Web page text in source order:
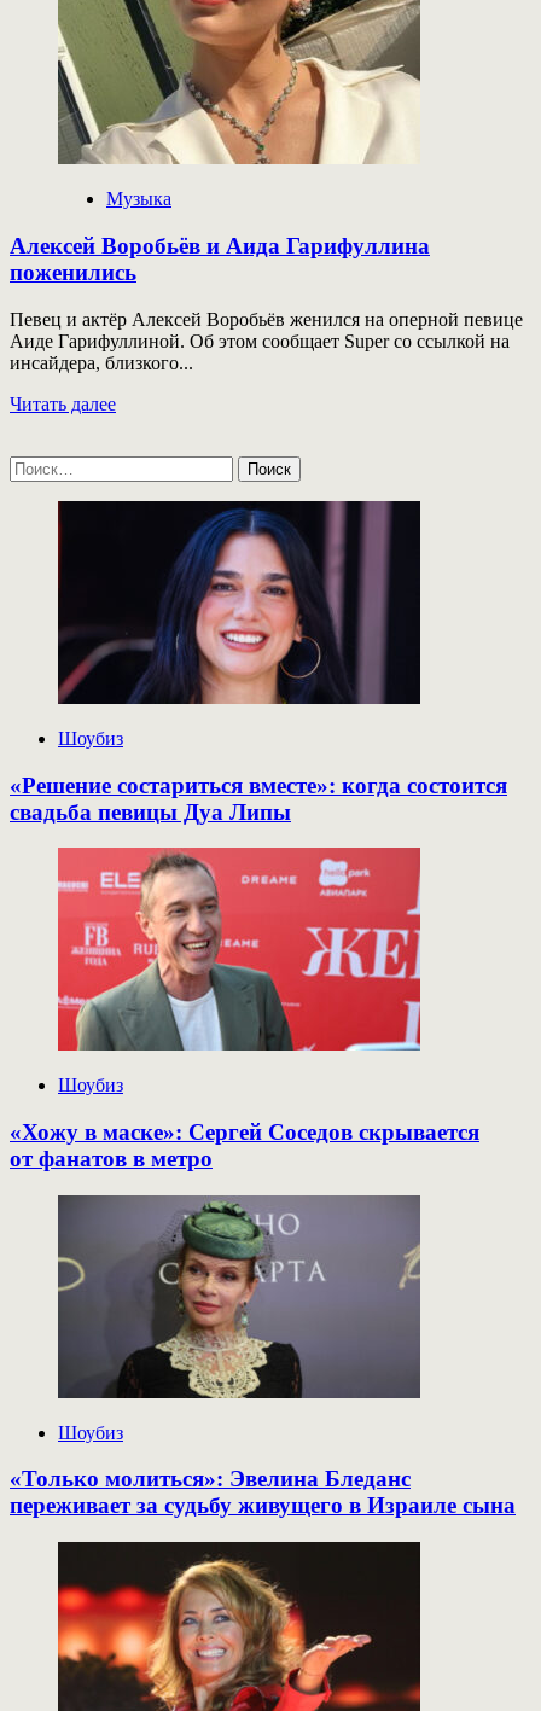
Музыка
Алексей Воробьёв и Аида Гарифуллина
поженились
Певец и актёр Алексей Воробьёв женился на оперной певице
Аиде Гарифуллиной. Об этом сообщает Super со ссылкой на
инсайдера, близкого...
Читать далееПрочитать
Гарифуллина
поженились
Найти:
Шоубиз
«Решение состариться вместе»: когда состоится
свадьба певицы Дуа Липы
Шоубиз
«Хожу в маске»: Сергей Соседов скрывается
от фанатов в метро
Шоубиз
«Только молиться»: Эвелина Бледанс
переживает за судьбу живущего в Израиле сына